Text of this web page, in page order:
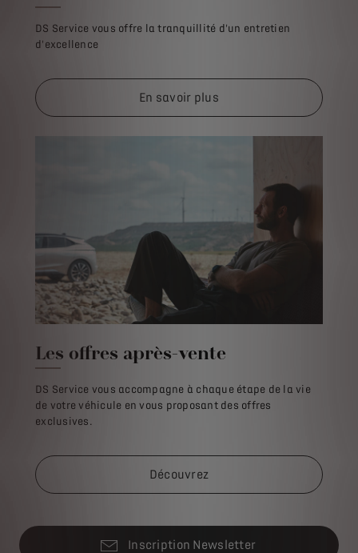
DS Service vous offre la tranquillité d'un entretien
d'excellence
En savoir plus
Les offres après-vente
DS Service vous accompagne à chaque étape de la vie
de votre véhicule en vous proposant des offres
exclusives.
Découvrez
Inscription Newsletter